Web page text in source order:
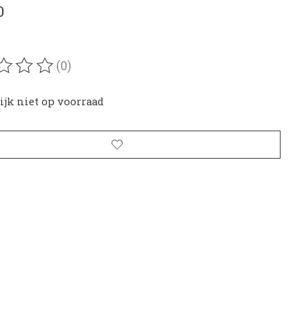
van dit product is
(0)
niet op voorraad